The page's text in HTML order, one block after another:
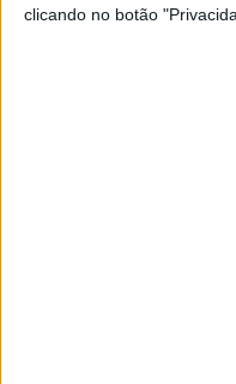
clicando no botão